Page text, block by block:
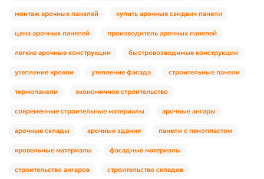
монтаж арочных панелей купить арочные сэндвич панели
цена арочных панелей производитель арочных панелей
легкие арочные конструкции быстровозводимые конструкции
утепление кровли утепление фасада строительные панели
термопанели экономичное строительство
современные строительные материалы арочные ангары
арочные склады арочные здания панели с пенопластом
кровельные материалы фасадные материалы
строительство ангаров строительство складов